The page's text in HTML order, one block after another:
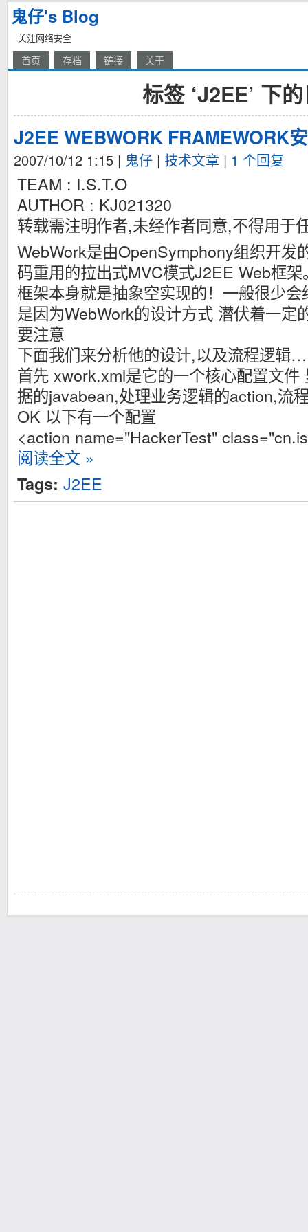
鬼仔's Blog
关注网络安全
首页 存档 链接 关于
标签 ‘J2EE’ 下
J2EE WEBWORK FRAMEWORK
2007/10/12 1:15 | 鬼仔 | 技术文章 | 1 个回复
TEAM : I.S.T.O
AUTHOR : KJ021320
转载需注明作者,未经作者同意,不得用于
WebWork是由OpenSymphony组织开发
码重用的拉出式MVC模式J2EE Web框架
框架本身就是抽象空实现的！一般很少
是因为WebWork的设计方式 潜伏着一定
要注意
下面我们来分析他的设计,以及流程逻辑…
首先 xwork.xml是它的一个核心配置文件
据的javabean,处理业务逻辑的action,流
OK 以下有一个配置
<action name="HackerTest"
阅读全文 »
Tags: J2EE